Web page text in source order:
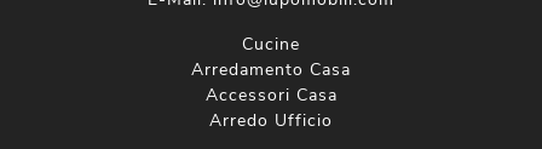
Cucine
Arredamento Casa
Accessori Casa
Arredo Ufficio